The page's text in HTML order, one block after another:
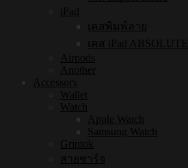
iPad
เคสพิมพ์ลาย
เคส iPad ABSOLUTE
Airpods
Another
Accessory
Wallet
Watch
Apple Watch
Samsung Watch
Griptok
สายชาร์จ